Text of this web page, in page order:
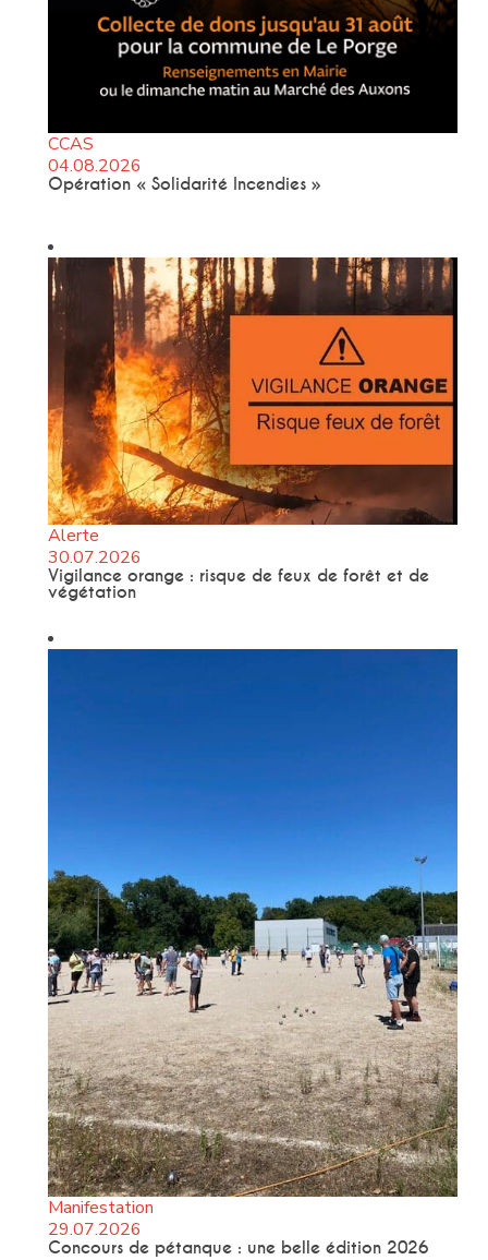
CCAS
04.08.2026
Opération « Solidarité Incendies »
Alerte
30.07.2026
Vigilance orange : risque de feux de forêt et de
végétation
Manifestation
29.07.2026
Concours de pétanque : une belle édition 2026